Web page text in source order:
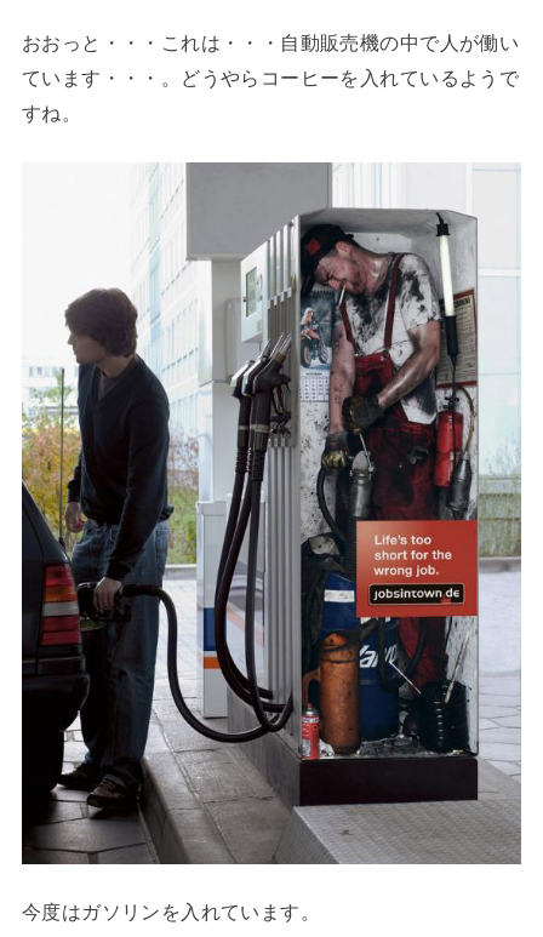
おおっと・・・これは・・・自動販売機の中で人が働い
ています・・・。どうやらコーヒーを入れているようで
すね。
今度はガソリンを入れています。